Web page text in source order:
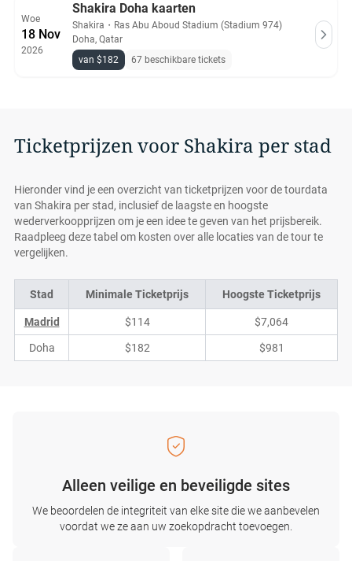
Woe
18 Nov
2026
Shakira Doha kaarten
Shakira ・ Ras Abu Aboud Stadium (Stadium 974)
Doha, Qatar
van $182
67 beschikbare tickets
Ticketprijzen voor Shakira per stad
Hieronder vind je een overzicht van ticketprijzen voor de tourdata
van Shakira per stad, inclusief de laagste en hoogste
wederverkoopprijzen om je een idee te geven van het prijsbereik.
Raadpleeg deze tabel om kosten over alle locaties van de tour te
vergelijken.
Stad Minimale Ticketprijs Hoogste Ticketprijs
Madrid $114 $7,064
Doha $182 $981
Alleen veilige en beveiligde sites
We beoordelen de integriteit van elke site die we aanbevelen
voordat we ze aan uw zoekopdracht toevoegen.